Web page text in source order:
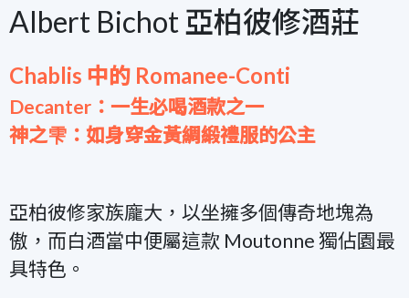
Albert Bichot 亞柏彼修酒莊
Chablis 中的 Romanee-Conti
Decanter：一生必喝酒款之一
神之雫：如身穿金黃綢緞禮服的公主
亞柏彼修家族龐大，以坐擁多個傳奇地塊為
傲，而白酒當中便屬這款 Moutonne 獨佔園最
具特色。